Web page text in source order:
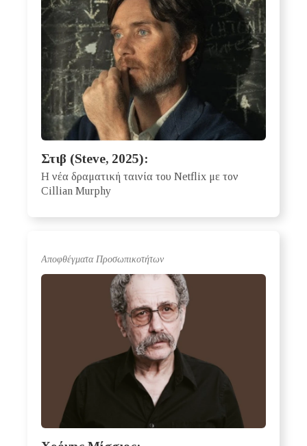
Στιβ (Steve, 2025):
Η νέα δραματική ταινία του Netflix με τον
Cillian Murphy
Αποφθέγματα Προσωπικοτήτων